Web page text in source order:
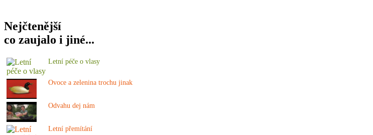
Nejčtenější
co zaujalo i jiné...
Letní péče o vlasy
Ovoce a zelenina trochu jinak
Odvahu dej nám
Letní přemítání